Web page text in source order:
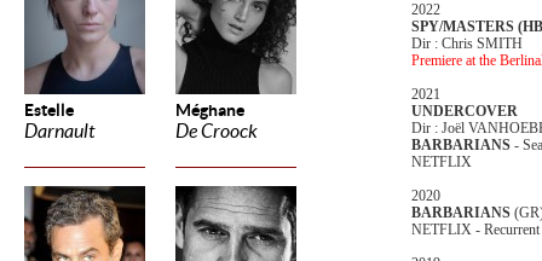
Estelle
Darnault
Méghane
De Croock
2022
SPY/MASTERS
Dir : Chris SMITH
Premiere at the
2021
UNDERCOVER
Dir : Joël
BARBARIANS -
NETFLIX
2020
BARBARIANS
NETFLIX - Recurrent